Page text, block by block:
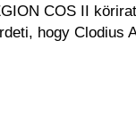
COS II
hogy Clodius